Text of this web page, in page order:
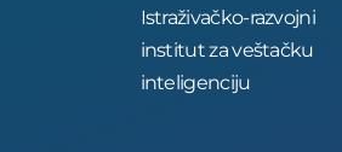
Istraživačko-razvojni
institut za veštačku
inteligenciju